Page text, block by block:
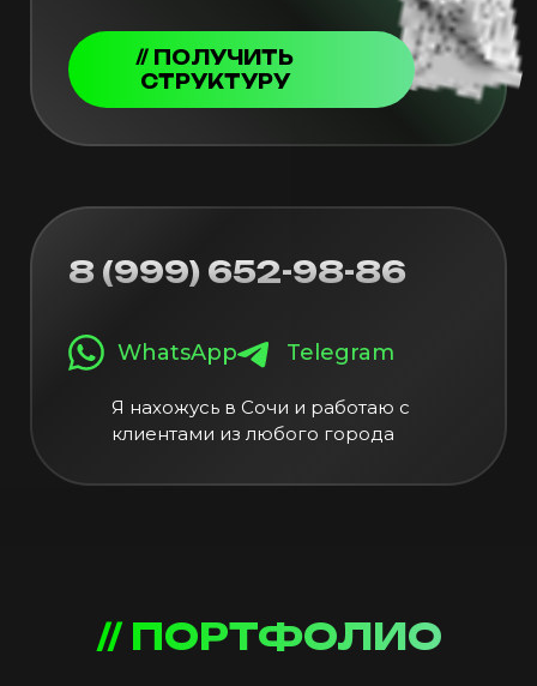
// ПОЛУЧИТЬ
СТРУКТУРУ
8 (999) 652-98-86
WhatsApp Telegram
Я нахожусь в Сочи и работаю с
клиентами из любого города
// ПОРТФОЛИО